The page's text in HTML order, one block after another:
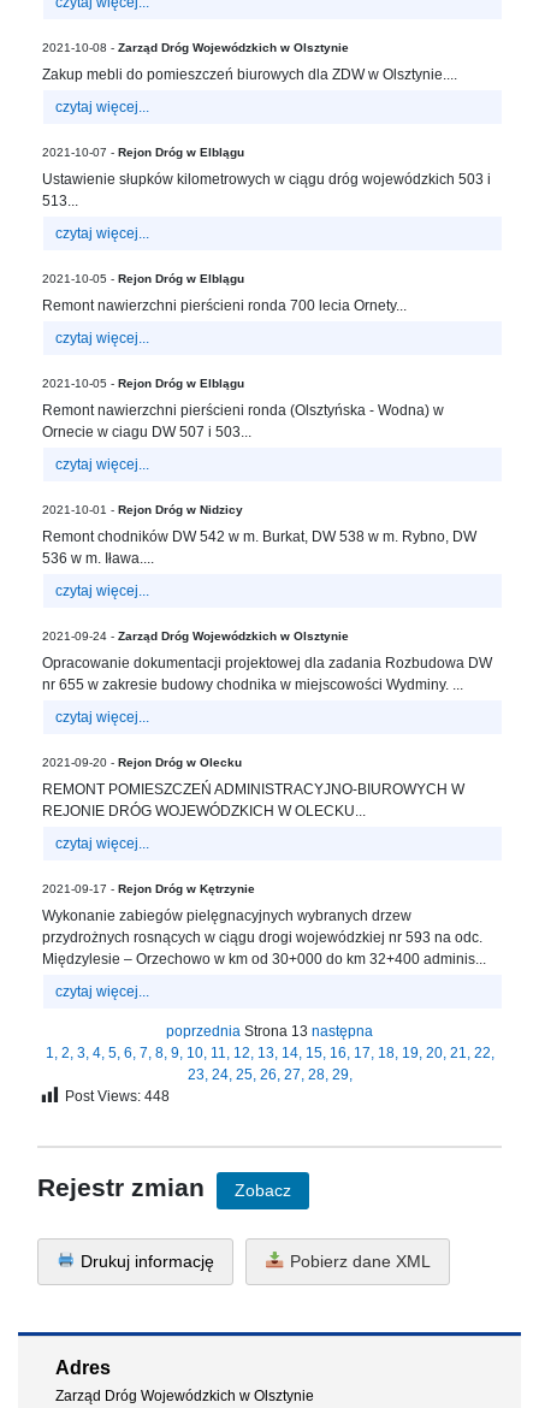
Ochrona
danych
osobowych
Kontakt
Hierarchic
Categories
Version
2.1.0
Atakan
Docs:
category-
menu-
plugin.html
Active
Theme:
KANE
(kanewp)
2021-10-08 - Zarząd Dróg Wojewódzkich w Olsztynie
Zakup mebli do pomieszczeń biurowych dla ZDW w Olsztynie....
czytaj więcej...
2021-10-07 - Rejon Dróg w Elblągu
Ustawienie słupków kilometrowych w ciągu dróg wojewódzkich 503 i
513...
czytaj więcej...
2021-10-05 - Rejon Dróg w Elblągu
Remont nawierzchni pierścieni ronda 700 lecia Ornety...
czytaj więcej...
2021-10-05 - Rejon Dróg w Elblągu
Remont nawierzchni pierścieni ronda (Olsztyńska - Wodna) w
Ornecie w ciagu DW 507 i 503...
czytaj więcej...
2021-10-01 - Rejon Dróg w Nidzicy
Remont chodników DW 542 w m. Burkat, DW 538 w m. Rybno, DW
536 w m. Iława....
czytaj więcej...
2021-09-24 - Zarząd Dróg Wojewódzkich w Olsztynie
Opracowanie dokumentacji projektowej dla zadania Rozbudowa DW
nr 655 w zakresie budowy chodnika w miejscowości Wydminy. ...
czytaj więcej...
2021-09-20 - Rejon Dróg w Olecku
REMONT POMIESZCZEŃ ADMINISTRACYJNO-BIUROWYCH W
REJONIE DRÓG WOJEWÓDZKICH W OLECKU...
czytaj więcej...
2021-09-17 - Rejon Dróg w Kętrzynie
Wykonanie zabiegów pielęgnacyjnych wybranych drzew
przydrożnych rosnących w ciągu drogi wojewódzkiej nr 593 na odc.
Międzylesie – Orzechowo w km od 30+000 do km 32+400 adminis...
czytaj więcej...
poprzednia Strona 13 następna
1, 2, 3, 4, 5, 6, 7, 8, 9, 10, 11, 12, 13, 14, 15, 16, 17, 18, 19, 20, 21, 22,
23, 24, 25, 26, 27, 28, 29,
Post Views: 448
Rejestr zmian Zobacz
Drukuj informację Pobierz dane XML
Adres
Zarząd Dróg Wojewódzkich w Olsztynie